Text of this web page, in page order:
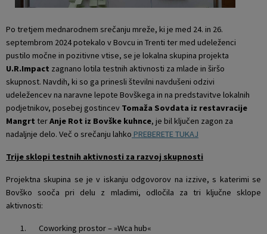
Po tretjem mednarodnem srečanju mreže, ki je med 24. in 26.
septembrom 2024 potekalo v Bovcu in Trenti ter med udeleženci
pustilo močne in pozitivne vtise, se je lokalna skupina projekta
U.R.Impact zagnano lotila testnih aktivnosti za mlade in širšo
skupnost. Navdih, ki so ga prinesli številni navdušeni odzivi
udeležencev na naravne lepote Bovškega in na predstavitve lokalnih
podjetnikov, posebej gostincev Tomaža Sovdata iz restavracije
Mangrt terAnje Rot iz Bovške kuhnce, je bil ključen zagon za
nadaljnje delo. Več o srečanju lahko PREBERETE TUKAJ
Trije sklopi testnih aktivnosti za razvoj skupnosti
Projektna skupina se je v iskanju odgovorov na izzive, s katerimi se
Bovško sooča pri delu z mladimi, odločila za tri ključne sklope
aktivnosti:
1. Coworking prostor – »Wca hub«
Naselja v občini
Pobratene občine
Organigram
Varstvo osebnih podatkov
Strateški dokumenti
Katalog informacij javnega značaja
Prostorski akti občine
Predpisi in odloki
Občinski časopis
Proračun občine
Osmrtnice iz regije